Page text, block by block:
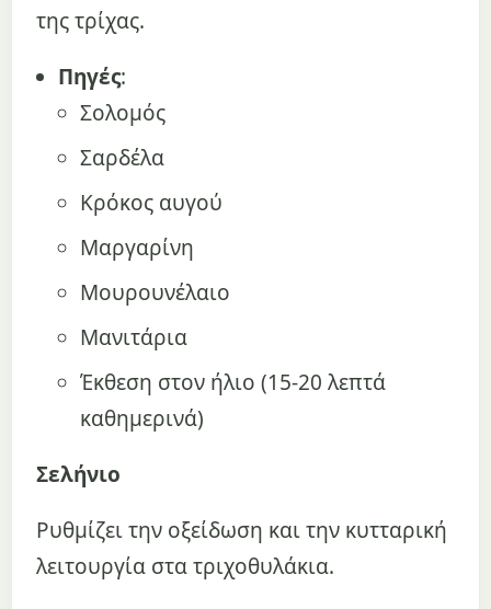
της τρίχας.
Πηγές:
Σολομός
Σαρδέλα
Κρόκος αυγού
Μαργαρίνη
Μουρουνέλαιο
Μανιτάρια
Έκθεση στον ήλιο (15-20 λεπτά
καθημερινά)
Σελήνιο
Ρυθμίζει την οξείδωση και την κυτταρική
λειτουργία στα τριχοθυλάκια.